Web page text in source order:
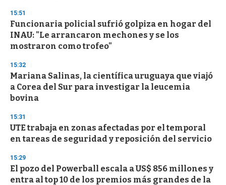
d
s
15:51
Funcionaria policial sufrió golpiza en hogar del
INAU: "Le arrancaron mechones y se los
mostraron como trofeo"
15:32
Mariana Salinas, la científica uruguaya que viajó
a Corea del Sur para investigar la leucemia
bovina
15:31
UTE trabaja en zonas afectadas por el temporal
en tareas de seguridad y reposición del servicio
15:29
El pozo del Powerball escala a US$ 856 millones y
entra al top 10 de los premios más grandes de la